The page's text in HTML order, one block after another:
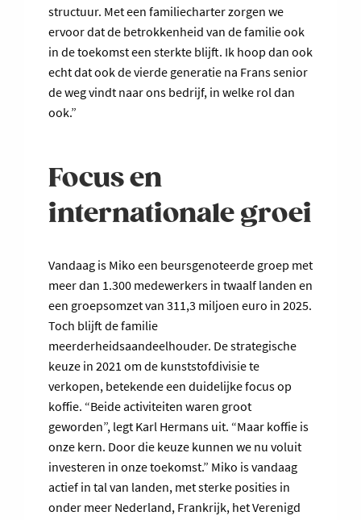
structuur. Met een familiecharter zorgen we
ervoor dat de betrokkenheid van de familie ook
in de toekomst een sterkte blijft. Ik hoop dan ook
echt dat ook de vierde generatie na Frans senior
de weg vindt naar ons bedrijf, in welke rol dan
ook.”
Focus en
internationale groei
Vandaag is Miko een beursgenoteerde groep met
meer dan 1.300 medewerkers in twaalf landen en
een groepsomzet van 311,3 miljoen euro in 2025.
Toch blijft de familie
meerderheidsaandeelhouder. De strategische
keuze in 2021 om de kunststofdivisie te
verkopen, betekende een duidelijke focus op
koffie. “Beide activiteiten waren groot
geworden”, legt Karl Hermans uit. “Maar koffie is
onze kern. Door die keuze kunnen we nu voluit
investeren in onze toekomst.” Miko is vandaag
actief in tal van landen, met sterke posities in
onder meer Nederland, Frankrijk, het Verenigd